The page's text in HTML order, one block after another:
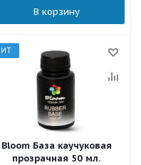
В корзину
Bloom База каучуковая
прозрачная 50 мл.